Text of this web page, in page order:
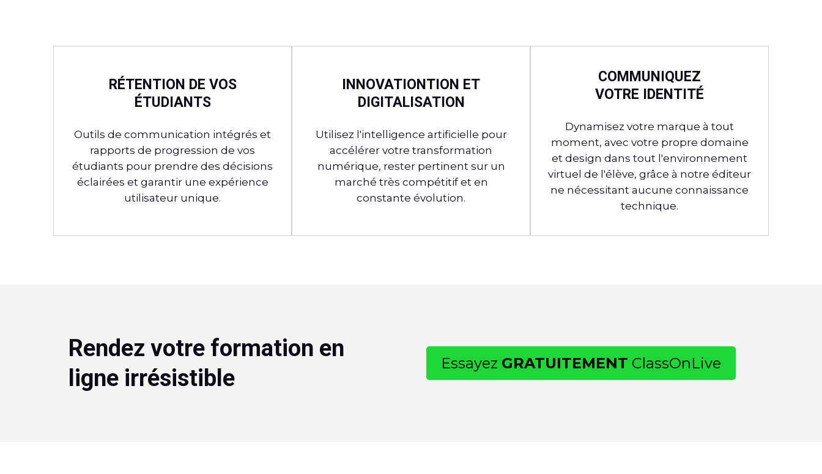
RÉTENTION DE VOS
ÉTUDIANTS
Outils de communication intégrés et
rapports de progression de vos
étudiants pour prendre des décisions
éclairées et garantir une expérience
utilisateur unique.
INNOVATIONTION ET
DIGITALISATION
Utilisez l'intelligence artificielle pour
accélérer votre transformation
numérique, rester pertinent sur un
marché très compétitif et en
constante évolution.
COMMUNIQUEZ
VOTRE IDENTITÉ
Dynamisez votre marque à tout
moment, avec votre propre domaine
et design dans tout l'environnement
virtuel de l'élève, grâce à notre éditeur
ne nécessitant aucune connaissance
technique.
Rendez votre formation en
ligne irrésistible
Essayez GRATUITEMENT ClassOnLive